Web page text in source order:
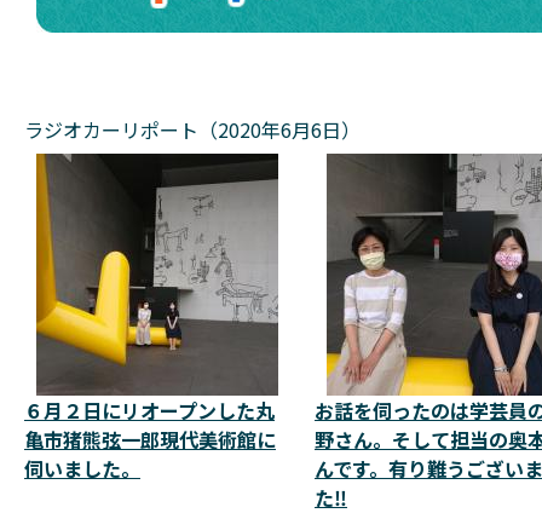
ラジオカーリポート（2020年6月6日）
６月２日にリオープンした丸
亀市猪熊弦一郎現代美術館に
伺いました。
お話を伺ったのは学芸員
野さん。そして担当の奥
んです。有り難うござい
た‼️